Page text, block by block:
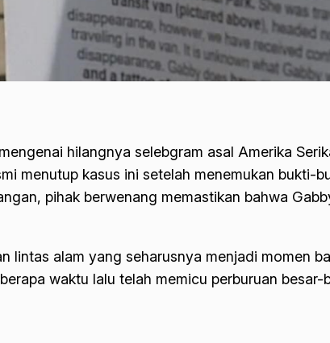
hilangnya selebgram asal Amerika
menutup kasus ini setelah menemukan bukti-
pihak berwenang memastikan bahwa
lintas alam yang seharusnya menjadi momen
waktu lalu telah memicu perburuan